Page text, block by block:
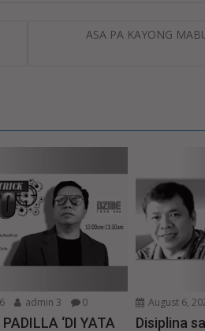
ASA PA KAYONG
admin 3 0
‘DI YATA
August 6,
Disiplina